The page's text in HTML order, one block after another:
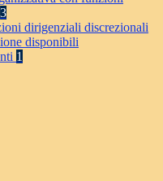
3
dirigenziali discrezionali
disponibili
1